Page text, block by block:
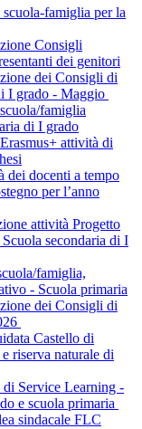
famiglia per la
Consigli
dei genitori
dei Consigli di
I grado - Maggio
famiglia
di I grado
attività di
dei docenti a tempo
per l’anno
attività Progetto
secondaria di I
famiglia,
- Scuola primaria
dei Consigli di
Castello di
riserva naturale di
Service Learning -
e scuola primaria
sindacale FLC